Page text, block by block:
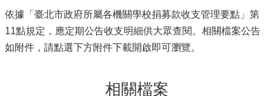
依據「臺北市政府所屬各機關學校捐募款收支管理要點」第
11點規定，應定期公告收支明細供大眾查閱。相關檔案公告
如附件，請點選下方附件下載開啟即可瀏覽。
相關檔案